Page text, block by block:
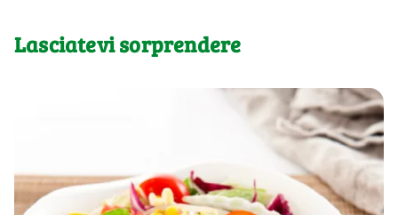
Lasciatevi sorprendere